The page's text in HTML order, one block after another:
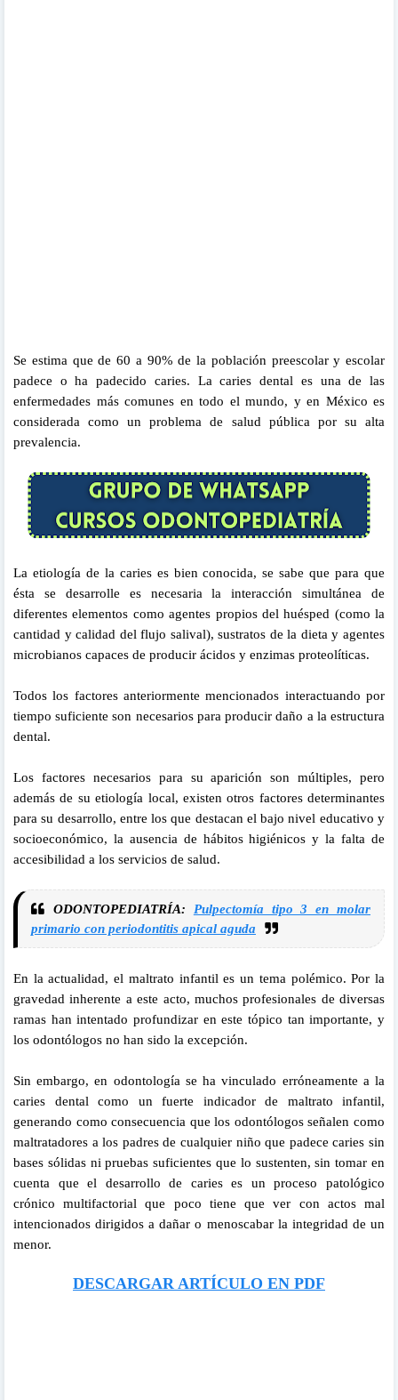
Se estima que de 60 a 90% de la población preescolar y escolar
padece o ha padecido caries. La caries dental es una de las
enfermedades más comunes en todo el mundo, y en México es
considerada como un problema de salud pública por su alta
prevalencia.
La etiología de la caries es bien conocida, se sabe que para que
ésta se desarrolle es necesaria la interacción simultánea de
diferentes elementos como agentes propios del huésped (como la
cantidad y calidad del flujo salival), sustratos de la dieta y agentes
microbianos capaces de producir ácidos y enzimas proteolíticas.
Todos los factores anteriormente mencionados interactuando por
tiempo suficiente son necesarios para producir daño a la estructura
dental.
Los factores necesarios para su aparición son múltiples, pero
además de su etiología local, existen otros factores determinantes
para su desarrollo, entre los que destacan el bajo nivel educativo y
socioeconómico, la ausencia de hábitos higiénicos y la falta de
accesibilidad a los servicios de salud.
ODONTOPEDIATRÍA: Pulpectomía tipo 3 en molar
primario con periodontitis apical aguda
En la actualidad, el maltrato infantil es un tema polémico. Por la
gravedad inherente a este acto, muchos profesionales de diversas
ramas han intentado profundizar en este tópico tan importante, y
los odontólogos no han sido la excepción.
Sin embargo, en odontología se ha vinculado erróneamente a la
caries dental como un fuerte indicador de maltrato infantil,
generando como consecuencia que los odontólogos señalen como
maltratadores a los padres de cualquier niño que padece caries sin
bases sólidas ni pruebas suficientes que lo sustenten, sin tomar en
cuenta que el desarrollo de caries es un proceso patológico
crónico multifactorial que poco tiene que ver con actos mal
intencionados dirigidos a dañar o menoscabar la integridad de un
menor.
DESCARGAR ARTÍCULO EN PDF